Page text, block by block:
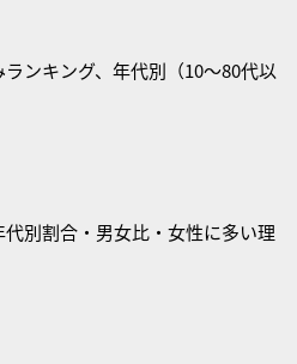
ンキング、年代別（10〜80代以
代別割合・男女比・女性に多い理